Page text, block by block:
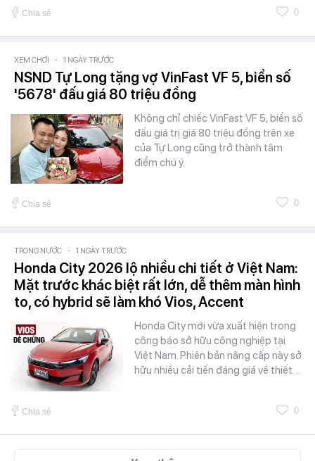
Chia sẻ 0
XEM CHƠI - 1 NGÀY TRƯỚC
NSND Tự Long tặng vợ VinFast VF 5, biển số
'5678' đấu giá 80 triệu đồng
Không chỉ chiếc VinFast VF 5, biển số
đấu giá trị giá 80 triệu đồng trên xe
của Tự Long cũng trở thành tâm
điểm chú ý.
Chia sẻ 0
TRONG NƯỚC - 1 NGÀY TRƯỚC
Honda City 2026 lộ nhiều chi tiết ở Việt Nam:
Mặt trước khác biệt rất lớn, dễ thêm màn hình
to, có hybrid sẽ làm khó Vios, Accent
Honda City mới vừa xuất hiện trong
công báo sở hữu công nghiệp tại
Việt Nam. Phiên bản nâng cấp này sở
hữu nhiều cải tiến đáng giá về thiết…
Chia sẻ 0